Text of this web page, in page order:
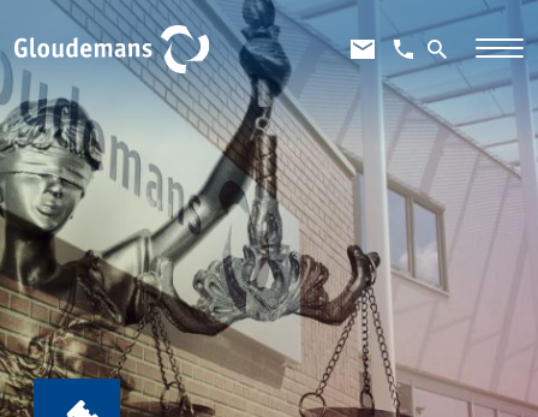
Expertises
Gebiedsontwikkeling
Gebiedseconomie
Grondstrategie en -verwerving
Taxaties overheid
Taxaties zakelijk
Schadevergoedingsrecht